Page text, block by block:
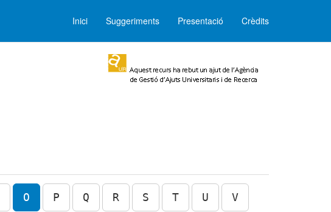
Inici Suggeriments Presentació Crèdits
O P Q R S T U V